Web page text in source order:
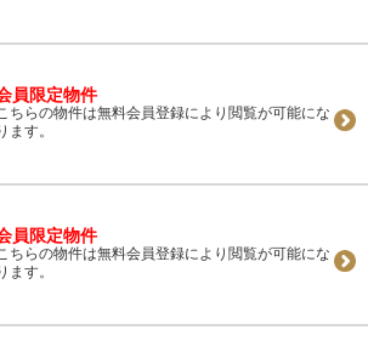
員限定物件
ちらの物件は無料会員登録により閲覧が可能にな
ます。
員限定物件
ちらの物件は無料会員登録により閲覧が可能にな
ます。